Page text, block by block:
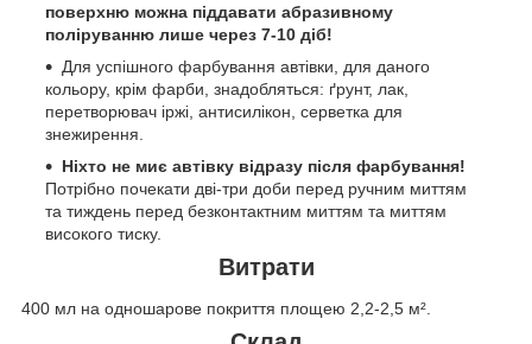
поверхню можна піддавати абразивному
поліруванню лише через 7-10 діб!
Для успішного фарбування автівки, для даного
кольору, крім фарби, знадобляться: ґрунт, лак,
перетворювач іржі, антисилікон, серветка для
знежирення.
Ніхто не миє автівку відразу після фарбування!
Потрібно почекати дві-три доби перед ручним миттям
та тиждень перед безконтактним миттям та миттям
високого тиску.
Витрати
400 мл на одношарове покриття площею 2,2-2,5 м².